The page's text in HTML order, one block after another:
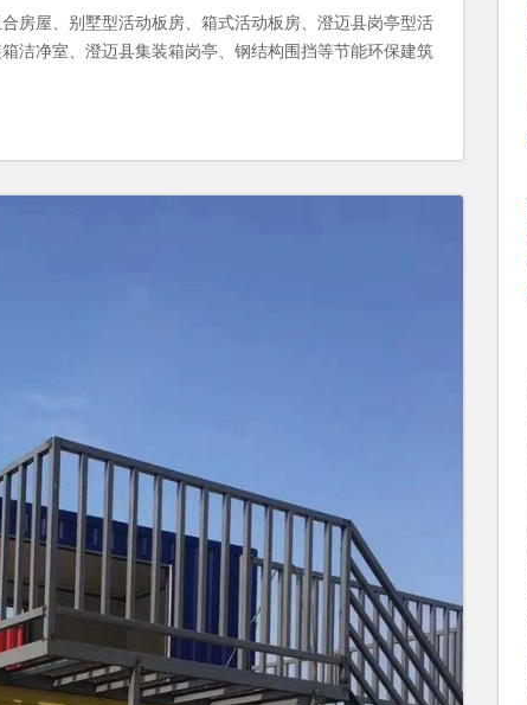
房屋、别墅型活动板房、箱式活动板房、澄迈县岗亭型活
洁净室、澄迈县集装箱岗亭、钢结构围挡等节能环保建筑